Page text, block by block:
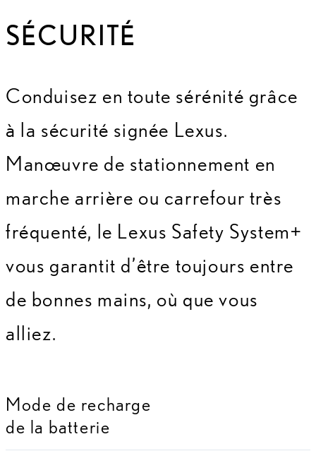
SÉCURITÉ
Conduisez en toute sérénité grâce
à la sécurité signée Lexus.
Manœuvre de stationnement en
marche arrière ou carrefour très
fréquenté, le Lexus Safety System+
vous garantit d’être toujours entre
de bonnes mains, où que vous
alliez.
Mode de recharge
de la batterie